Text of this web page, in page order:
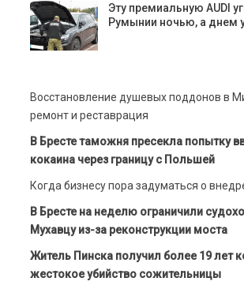
Эту премиальную AUDI
Румынии ночью, а днем
Восстановление душевых поддонов в
ремонт и реставрация
В Бресте таможня пресекла попытку
кокаина через границу с Польшей
Когда бизнесу пора задуматься о
В Бресте на неделю ограничили
Мухавцу из-за реконструкции моста
Житель Пинска получил более 19 лет
жестокое убийство сожительницы